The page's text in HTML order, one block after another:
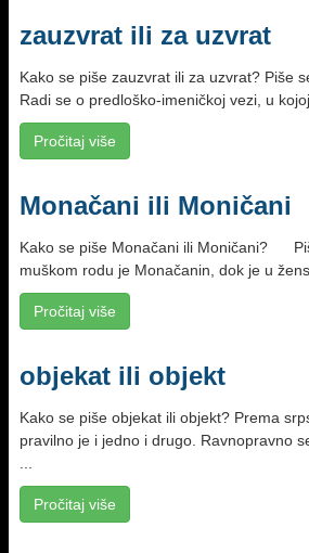
zauzvrat ili za uzvrat
Kako se piše zauzvrat ili za uzvrat? Piše
Radi se o predloško-imeničkoj vezi, u
Pročitaj više
Monačani ili Moničani
Kako se piše Monačani ili Moničani?
muškom rodu je Monačanin, dok je u
Pročitaj više
objekat ili objekt
Kako se piše objekat ili objekt? Prema
pravilno je i jedno i drugo. Ravnopravno
Pročitaj više